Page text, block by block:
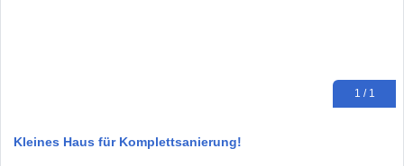
1 / 1
Kleines Haus für Komplettsanierung!